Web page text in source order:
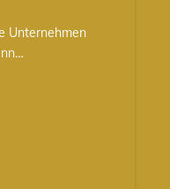
Unternehmen